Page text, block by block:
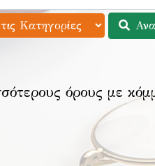
όρους με